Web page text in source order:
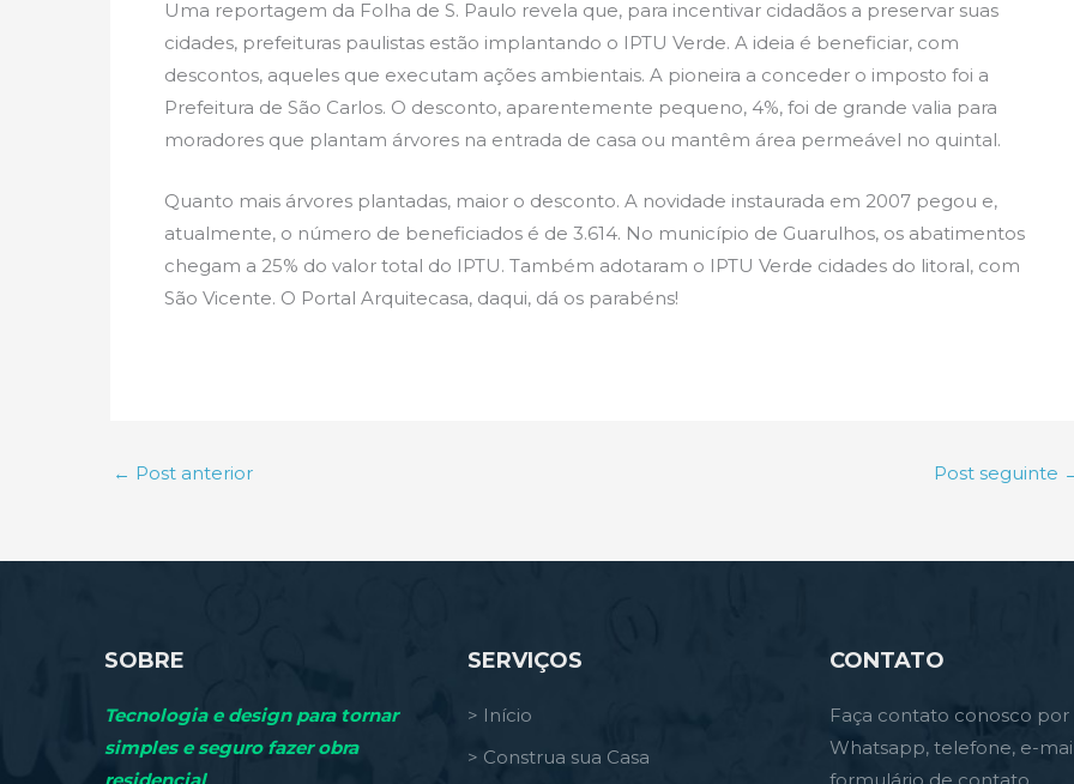
Uma reportagem da Folha de S. Paulo revela que, para incentivar cidadãos a preservar suas
cidades, prefeituras paulistas estão implantando o IPTU Verde. A ideia é beneficiar, com
descontos, aqueles que executam ações ambientais. A pioneira a conceder o imposto foi a
Prefeitura de São Carlos. O desconto, aparentemente pequeno, 4%, foi de grande valia para
moradores que plantam árvores na entrada de casa ou mantêm área permeável no quintal.
Quanto mais árvores plantadas, maior o desconto. A novidade instaurada em 2007 pegou e,
atualmente, o número de beneficiados é de 3.614. No município de Guarulhos, os abatimentos
chegam a 25% do valor total do IPTU. Também adotaram o IPTU Verde cidades do litoral, com
São Vicente. O Portal Arquitecasa, daqui, dá os parabéns!
← Post anterior Post seguinte
SOBRE
Tecnologia e design para tornar
simples e seguro fazer obra
SERVIÇOS
> Início
> Construa sua Casa
CONTATO
Faça contato conosco por
Whatsapp, telefone, e-